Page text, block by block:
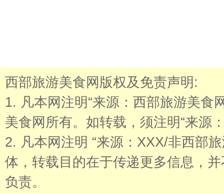
西部旅游美食网版权及免责声明:
1. 凡本网注明“来源：西部旅游美食
美食网所有。如转载，须注明“来源
2. 凡本网注明 “来源：XXX/非西部
体，转载目的在于传递更多信息，
负责。